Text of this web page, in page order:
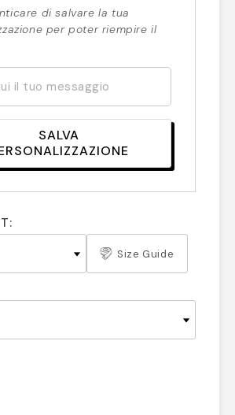
di salvare la tua
per poter riempire il
SALVA
Size Guide